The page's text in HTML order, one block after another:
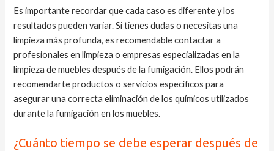
Es importante recordar que cada caso es diferente y los
resultados pueden variar. Si tienes dudas o necesitas una
limpieza más profunda, es recomendable contactar a
profesionales en limpieza o empresas especializadas en la
limpieza de muebles después de la fumigación. Ellos podrán
recomendarte productos o servicios específicos para
asegurar una correcta eliminación de los químicos utilizados
durante la fumigación en los muebles.
¿Cuánto tiempo se debe esperar después de